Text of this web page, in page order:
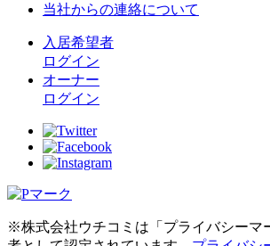
当社からの連絡について
入居希望者
ログイン
オーナー
ログイン
※株式会社ウチコミは「プライバシーマ